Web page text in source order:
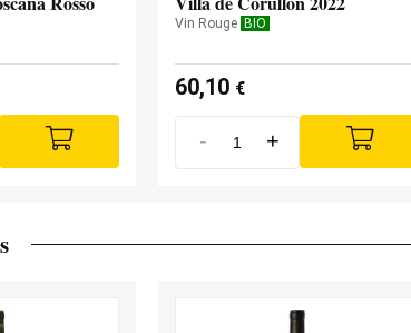
Vin Rouge BIO
60,10 €
- +